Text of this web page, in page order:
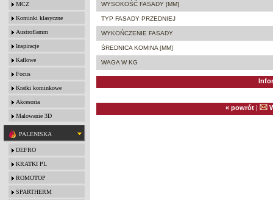
MCZ
Kominki klasyczne
Austroflamm
Inspiracje
Kaflowe
Focus
Kratki kominkowe
Akcesoria
Malowanie 3D
PALENISKA
DEFRO
KRATKI PL
ROMOTOP
SPARTHERM
WYSOKOŚĆ FASADY [MM]
TYP FASADY PRZEDNIEJ
WYKOŃCZENIE FASADY
ŚREDNICA KOMINA [MM]
WAGA W KG
« powrót |